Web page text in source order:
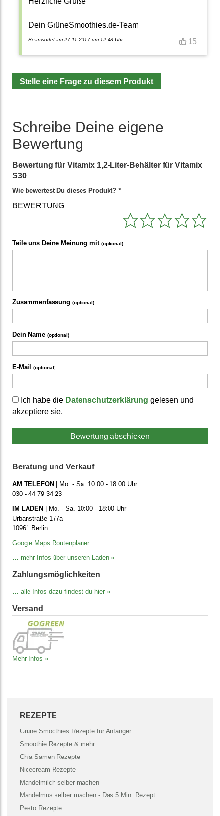
Dein GrüneSmoothies.de-Team
Beanwortet am 27.11.2017 um 12:48 Uhr 15
Stelle eine Frage zu diesem Produkt
Schreibe Deine eigene
Bewertung
Bewertung für Vitamix 1,2-Liter-Behälter für Vitamix
S30
Wie bewertest Du dieses Produkt? *
BEWERTUNG
Teile uns Deine Meinung mit (optional)
Zusammenfassung (optional)
Dein Name (optional)
E-Mail (optional)
Ich habe die Datenschutzerklärung gelesen und
akzeptiere sie.
Bewertung abschicken
Beratung und Verkauf
AM TELEFON
| Mo. - Sa. 10:00 - 18:00 Uhr
030 - 44 79 34 23
IM LADEN
| Mo. - Sa. 10:00 - 18:00 Uhr
Urbanstraße 177a
10961 Berlin
Google Maps Routenplaner
… mehr Infos über unseren Laden »
Zahlungs­möglich­keiten
… alle Infos dazu findest du hier »
Versand
Mehr Infos »
REZEPTE
Grüne Smoothies Rezepte für Anfänger
Smoothie Rezepte & mehr
Chia Samen Rezepte
Nicecream Rezepte
Mandelmilch selber machen
Mandelmus selber machen - Das 5 Min. Rezept
Pesto Rezepte